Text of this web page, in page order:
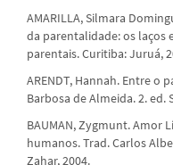
AMARILLA, Silmara
da parentalidade: os laços
parentais. Curitiba: Juruá,
ARENDT, Hannah. Entre o
Barbosa de Almeida. 2. ed.
BAUMAN, Zygmunt. Amor
humanos. Trad. Carlos
Zahar, 2004.